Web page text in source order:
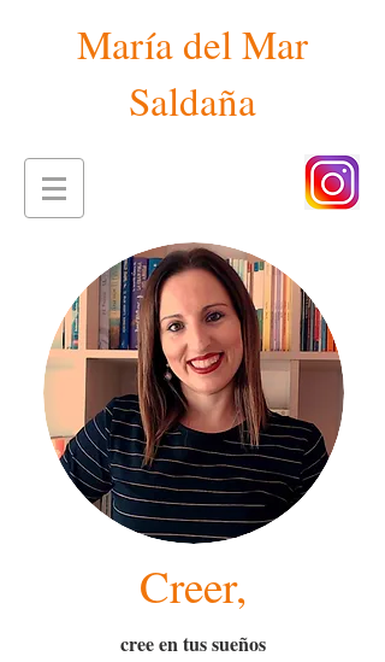
María del Mar
Saldaña
Creer,
cree en tus sueños